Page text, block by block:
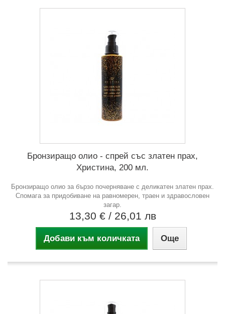
Бронзиращо олио - спрей със златен прах,
Христина, 200 мл.
Бронзиращо олио за бързо почерняване с деликатен златен прах.
Спомага за придобиване на равномерен, траен и здравословен
загар.
13,30 € / 26,01 лв
Добави към количката Още